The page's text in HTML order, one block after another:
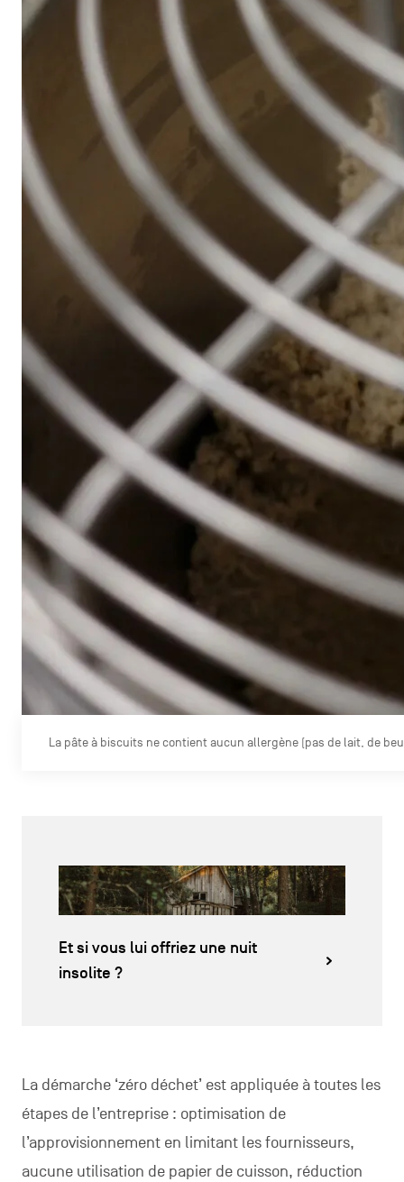
La pâte à biscuits ne contient aucun allergène (pas de lait, de
Et si vous lui offriez une nuit
insolite ?
La démarche ‘zéro déchet’ est appliquée à toutes les
étapes de l’entreprise : optimisation de
l’approvisionnement en limitant les fournisseurs,
aucune utilisation de papier de cuisson, réduction